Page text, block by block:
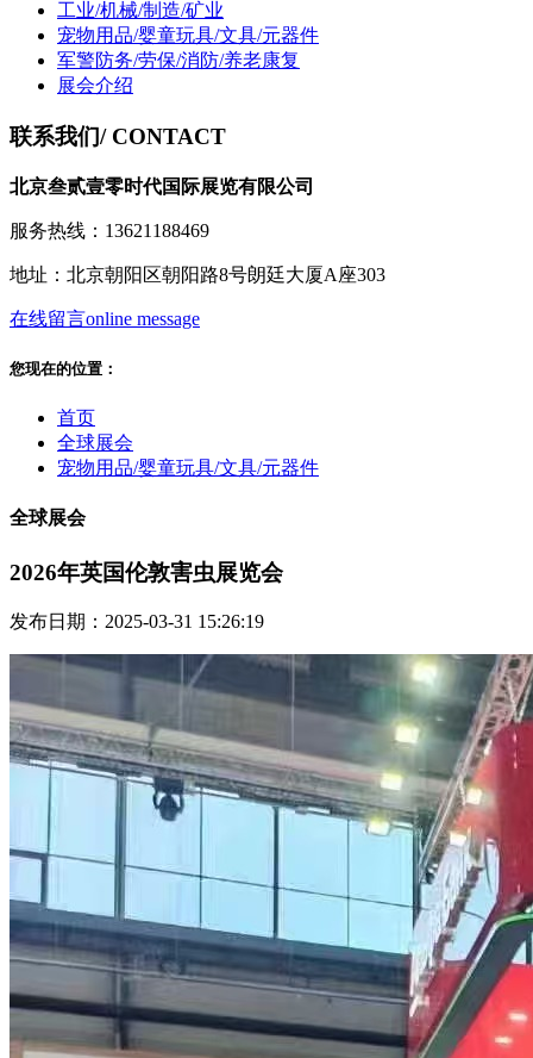
工业/机械/制造/矿业
宠物用品/婴童玩具/文具/元器件
军警防务/劳保/消防/养老康复
展会介绍
联系我们/ CONTACT
北京叁贰壹零时代国际展览有限公司
服务热线：13621188469
地址：北京朝阳区朝阳路8号朗廷大厦A座303
在线留言online message
您现在的位置：
首页
全球展会
宠物用品/婴童玩具/文具/元器件
全球展会
2026年英国伦敦害虫展览会
发布日期：2025-03-31 15:26:19